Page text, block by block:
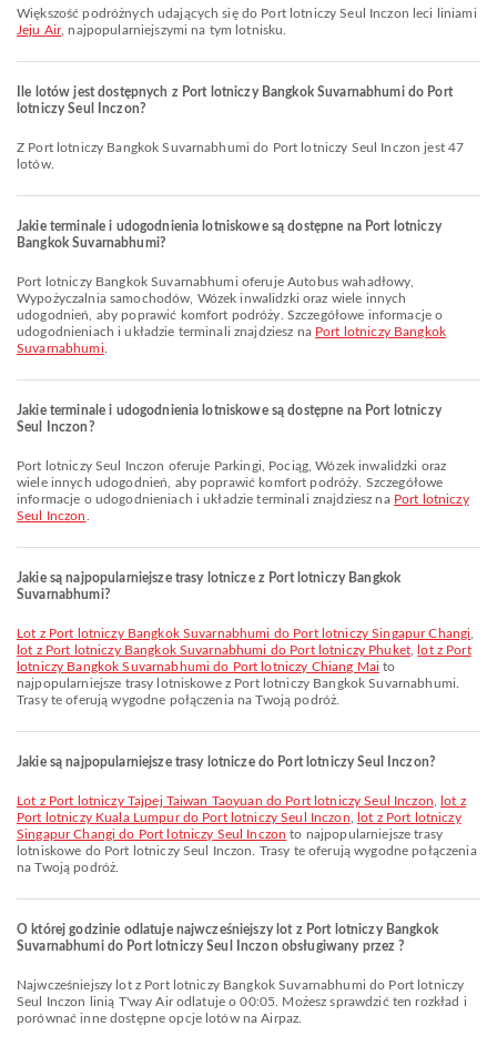
Większość podróżnych udających się do Port lotniczy Seul Inczon leci liniami
Jeju Air, najpopularniejszymi na tym lotnisku.
Ile lotów jest dostępnych z Port lotniczy Bangkok Suvarnabhumi do Port
lotniczy Seul Inczon?
Z Port lotniczy Bangkok Suvarnabhumi do Port lotniczy Seul Inczon jest 47
lotów.
Jakie terminale i udogodnienia lotniskowe są dostępne na Port lotniczy
Bangkok Suvarnabhumi?
Port lotniczy Bangkok Suvarnabhumi oferuje Autobus wahadłowy,
Wypożyczalnia samochodów, Wózek inwalidzki oraz wiele innych
udogodnień, aby poprawić komfort podróży. Szczegółowe informacje o
udogodnieniach i układzie terminali znajdziesz na Port lotniczy Bangkok
Suvarnabhumi
Jakie terminale i udogodnienia lotniskowe są dostępne na Port lotniczy
Seul Inczon?
Port lotniczy Seul Inczon oferuje Parkingi, Pociąg, Wózek inwalidzki oraz
wiele innych udogodnień, aby poprawić komfort podróży. Szczegółowe
informacje o udogodnieniach i układzie terminali znajdziesz na Port lotniczy
Seul Inczon
Jakie są najpopularniejsze trasy lotnicze z Port lotniczy Bangkok
Suvarnabhumi?
lot z Port lotniczy Bangkok Suvarnabhumi do Port lotniczy Singapur Changi
lot z Port lotniczy Bangkok Suvarnabhumi do Port lotniczy Phuket,
lot z Port
lotniczy Bangkok Suvarnabhumi do Port lotniczy Chiang Mai to
najpopularniejsze trasy lotniskowe z Port lotniczy Bangkok Suvarnabhumi.
Trasy te oferują wygodne połączenia na Twoją podróż.
Jakie są najpopularniejsze trasy lotnicze do Port lotniczy Seul Inczon?
lot z Port lotniczy Tajpej Taiwan Taoyuan do Port lotniczy Seul Inczon
lot z
Port lotniczy Kuala Lumpur do Port lotniczy Seul Inczon
lot z Port lotniczy
Singapur Changi do Port lotniczy Seul Inczon to najpopularniejsze trasy
lotniskowe do Port lotniczy Seul Inczon. Trasy te oferują wygodne połączenia
na Twoją podróż.
O której godzinie odlatuje najwcześniejszy lot z Port lotniczy Bangkok
Suvarnabhumi do Port lotniczy Seul Inczon obsługiwany przez ?
Najwcześniejszy lot z Port lotniczy Bangkok Suvarnabhumi do Port lotniczy
Seul Inczon linią T'way Air odlatuje o 00:05. Możesz sprawdzić ten rozkład i
porównać inne dostępne opcje lotów na Airpaz.